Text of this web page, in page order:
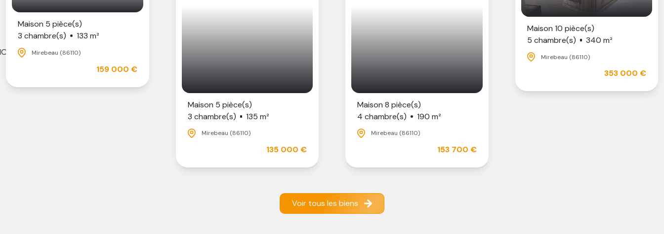
Maison 5 pièce(s)
3 chambre(s)
133 m²
Mirebeau (86110)
159 000 €
Maison 5 pièce(s)
3 chambre(s)
135 m²
Mirebeau (86110)
135 000 €
Maison 8 pièce(s)
4 chambre(s)
190 m²
Mirebeau (86110)
153 700 €
Maison 10 pièce(s)
5 chambre(s)
340 m²
Mirebeau (86110)
353 000 €
Voir tous les biens